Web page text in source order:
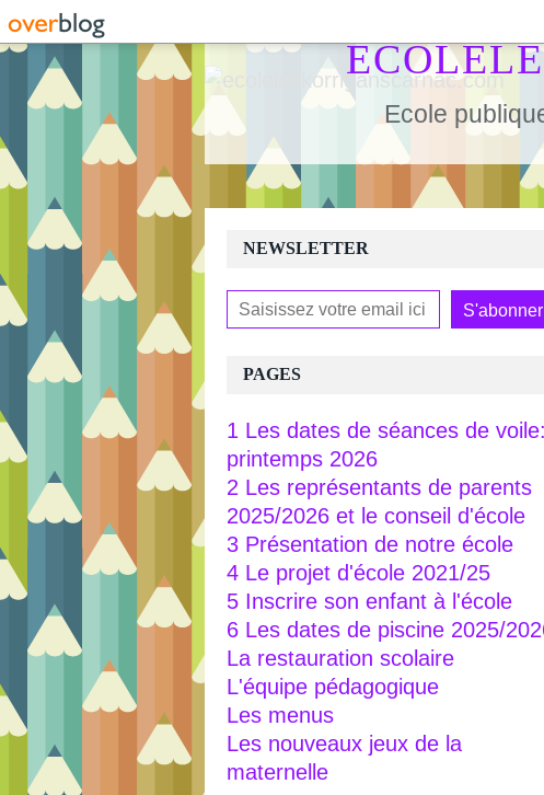
Ecole
NEWSLETTER
PAGES
1 Les dates de séances de voile:
printemps 2026
2 Les représentants de parents
2025/2026 et le conseil d'école
3 Présentation de notre école
4 Le projet d'école 2021/25
5 Inscrire son enfant à l'école
6 Les dates de piscine 2025/
La restauration scolaire
L'équipe pédagogique
Les menus
Les nouveaux jeux de la
maternelle